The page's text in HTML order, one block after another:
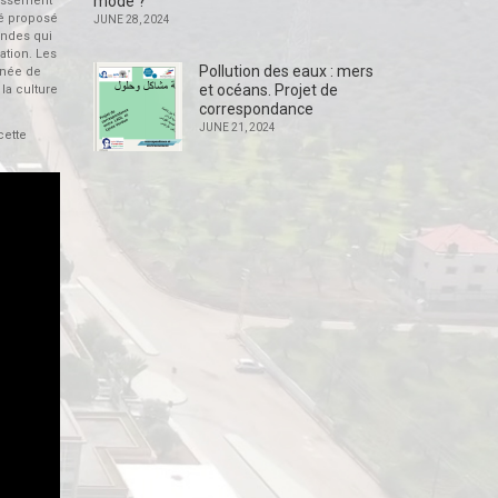
proposé
qui
Les
de
culture
JUNE 28, 2024
Pollution des eaux : mers
et océans. Projet de
correspondance
JUNE 21, 2024